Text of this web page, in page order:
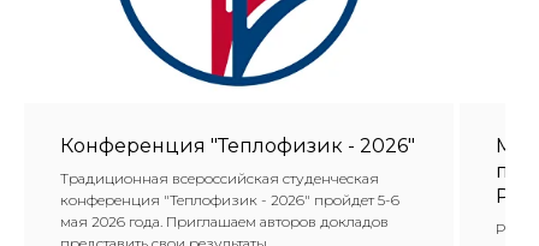
Конференция "Теплофизик - 2026"
Традиционная всероссийская студенческая
конференция "Теплофизик - 2026" пройдет 5-6
мая 2026 года. Приглашаем авторов докладов